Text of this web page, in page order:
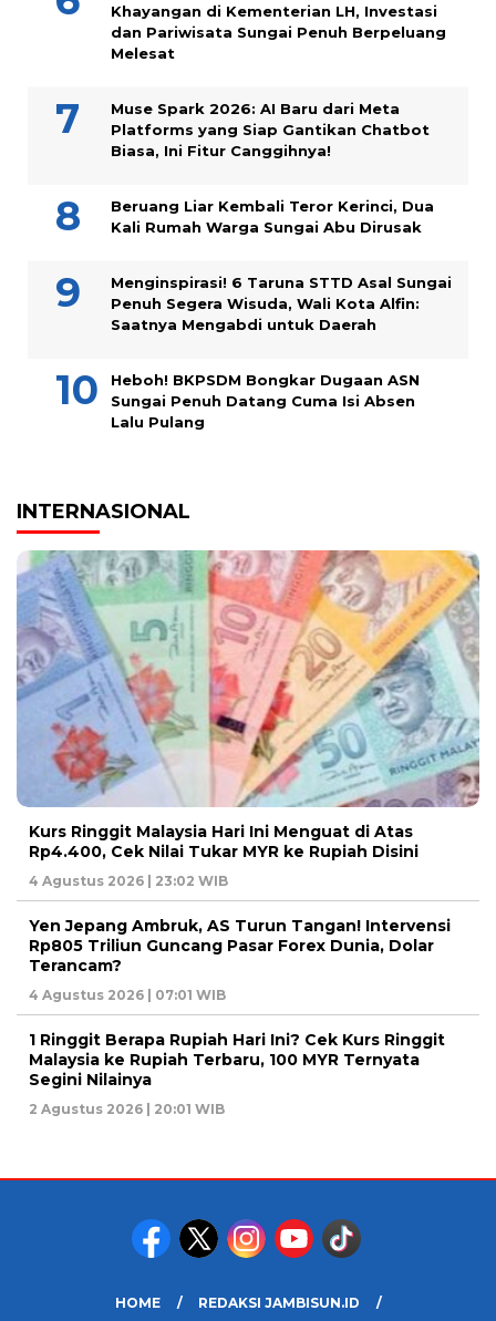
Khayangan di Kementerian LH, Investasi
dan Pariwisata Sungai Penuh Berpeluang
Melesat
Muse Spark 2026: AI Baru dari Meta
Platforms yang Siap Gantikan Chatbot
Biasa, Ini Fitur Canggihnya!
Beruang Liar Kembali Teror Kerinci, Dua
Kali Rumah Warga Sungai Abu Dirusak
Menginspirasi! 6 Taruna STTD Asal Sungai
Penuh Segera Wisuda, Wali Kota Alfin:
Saatnya Mengabdi untuk Daerah
Heboh! BKPSDM Bongkar Dugaan ASN
Sungai Penuh Datang Cuma Isi Absen
Lalu Pulang
INTERNASIONAL
Kurs Ringgit Malaysia Hari Ini Menguat di Atas
Rp4.400, Cek Nilai Tukar MYR ke Rupiah Disini
4 Agustus 2026 | 23:02 WIB
Yen Jepang Ambruk, AS Turun Tangan! Intervensi
Rp805 Triliun Guncang Pasar Forex Dunia, Dolar
Terancam?
4 Agustus 2026 | 07:01 WIB
1 Ringgit Berapa Rupiah Hari Ini? Cek Kurs Ringgit
Malaysia ke Rupiah Terbaru, 100 MYR Ternyata
Segini Nilainya
2 Agustus 2026 | 20:01 WIB
HOME REDAKSI JAMBISUN.ID